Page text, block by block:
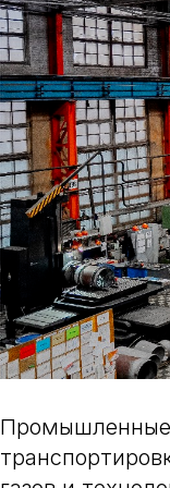
Промышленные